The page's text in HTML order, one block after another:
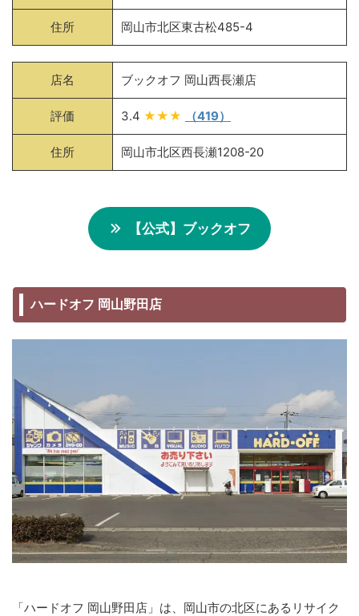
住所 岡山市北区東古松485-4
店名 ブックオフ 岡山西長瀬店
評価 3.4 ★★★ （419）
住所 岡山市北区西長瀬1208-20
【公式】ブックオフ
ハードオフ 岡山野田店
「ハードオフ 岡山野田店」は、岡山市の北区にあるリサイク